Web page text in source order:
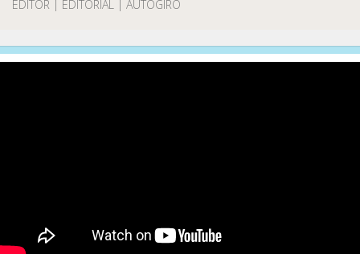
EDITOR | EDITORIAL | AUTOGIRO